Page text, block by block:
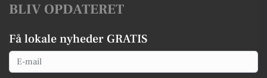
BLIV OPDATERET
Få lokale nyheder GRATIS
Email